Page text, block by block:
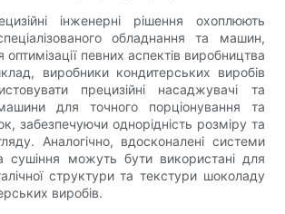
інженерні рішення охоплюють
обладнання та машин,
певних аспектів виробництва
виробники кондитерських виробів
прецизійні насаджувачі та
машини для точного порціонування та
забезпечуючи однорідність розміру та
Аналогічно, вдосконалені системи
сушіння можуть бути використані для
структури та текстури шоколаду
виробів.